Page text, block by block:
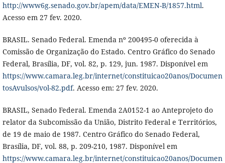
http://www6g.senado.gov.br/apem/data/EMEN-B/1857.html.
Acesso em 27 fev. 2020.
BRASIL. Senado Federal. Emenda nº 200495-0 oferecida à
Comissão de Organização do Estado. Centro Gráfico do Senado
Federal, Brasília, DF, vol. 82, p. 129, jun. 1987. Disponível em
https://www.camara.leg.br/internet/constituicao20anos/Documen
tosAvulsos/vol-82.pdf. Acesso em: 27 fev. 2020.
BRASIL, Senado Federal. Emenda 2A0152-1 ao Anteprojeto do
relator da Subcomissão da União, Distrito Federal e Territórios,
de 19 de maio de 1987. Centro Gráfico do Senado Federal,
Brasília, DF, vol. 88, p. 209-210, 1987. Disponível em
https://www.camara.leg.br/internet/constituicao20anos/Documen